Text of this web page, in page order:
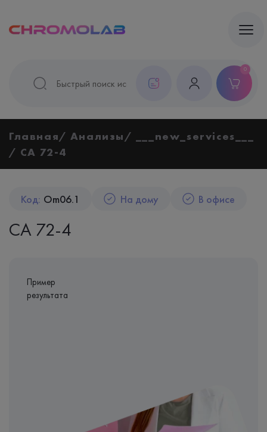
0
Главная Анализы
___new_services___
СА 72-4
Код: Om06.1 На дому В офисе
СА 72-4
Пример
результата